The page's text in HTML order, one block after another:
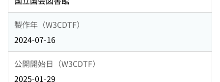
製作年（W3CDTF）
2024-07-16
公開開始日（W3CDTF）
2025-01-29